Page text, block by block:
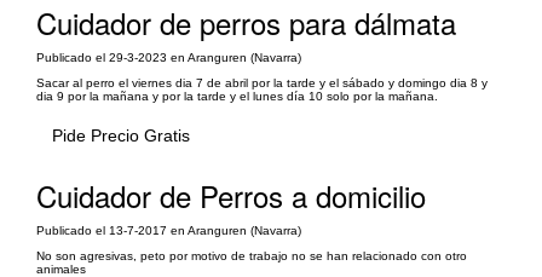
Cuidador de perros para dálmata
Publicado el 29-3-2023 en Aranguren (Navarra)
Sacar al perro el viernes dia 7 de abril por la tarde y el sábado y domingo dia 8 y
dia 9 por la mañana y por la tarde y el lunes día 10 solo por la mañana.
Pide Precio Gratis
Cuidador de Perros a domicilio
Publicado el 13-7-2017 en Aranguren (Navarra)
No son agresivas, peto por motivo de trabajo no se han relacionado con otro
animales